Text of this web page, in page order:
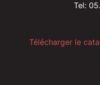
Tel:
Télécharger le